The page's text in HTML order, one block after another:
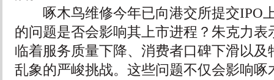
啄木鸟维修今年已向港交所提交IPO
的问题是否会影响其上市进程？朱克力表
临着服务质量下降、消费者口碑下滑以及
乱象的严峻挑战。这些问题不仅会影响啄